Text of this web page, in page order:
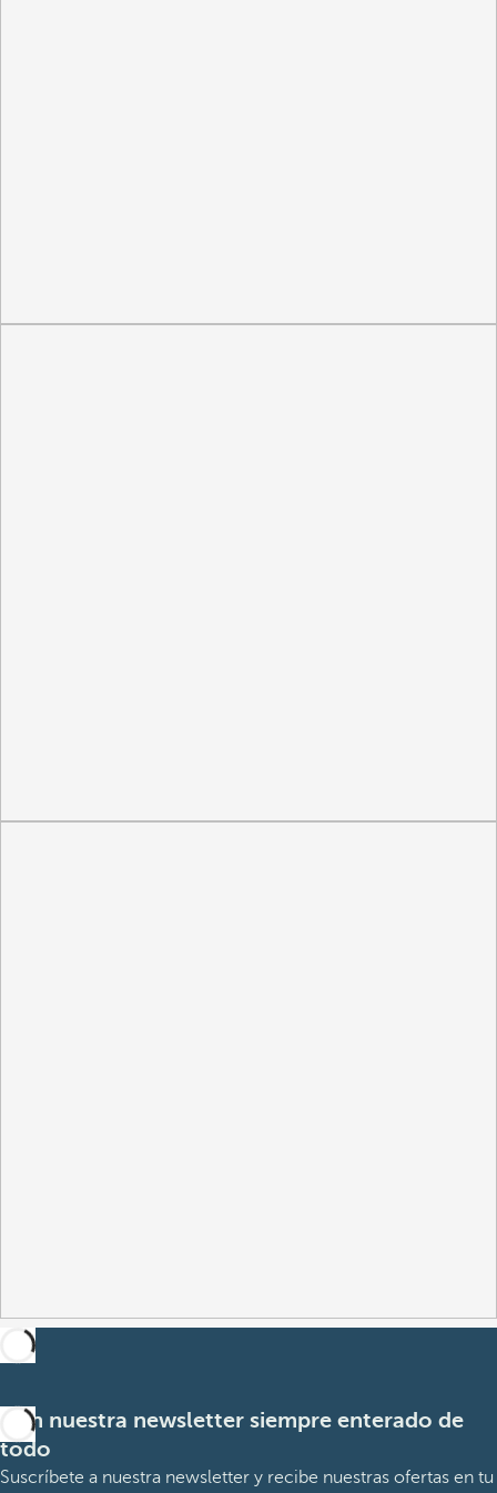
Con nuestra newsletter siempre enterado de
todo
Suscríbete a nuestra newsletter y recibe nuestras ofertas en tu